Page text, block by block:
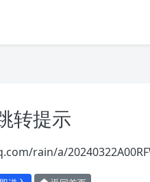
转提示
rain/a/